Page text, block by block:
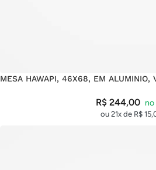
MESA HAWAPI, 46X68, EM ALUMINIO,
R$244,00
ou 21x de R$